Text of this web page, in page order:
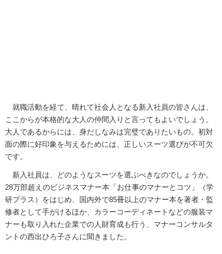
就職活動を経て、晴れて社会人となる新入社員の皆さんは、
ここからが本格的な大人の仲間入りと言ってもよいでしょう。
大人であるからには、身だしなみは完璧でありたいもの。初対
面の際に好印象を与えるためには、正しいスーツ選びが不可欠
です。
新入社員は、どのようなスーツを選ぶべきなのでしょうか。
28万部超えのビジネスマナー本「お仕事のマナーとコツ」（学
研プラス）をはじめ、国内外で85冊以上のマナー本を著者・監
修者として手がけるほか、カラーコーディネートなどの服装マ
ナーも取り入れた企業での人財育成も行う、マナーコンサルタ
ントの西出ひろ子さんに聞きました。